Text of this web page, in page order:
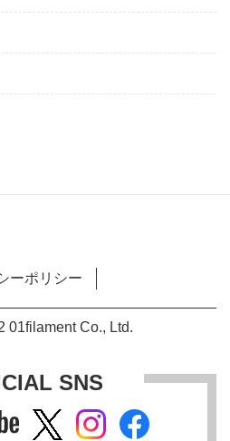
ーポリシー
01filament Co., Ltd.
SNS